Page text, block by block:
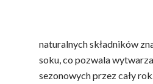
naturalnych składników
soku, co pozwala
sezonowych przez cały